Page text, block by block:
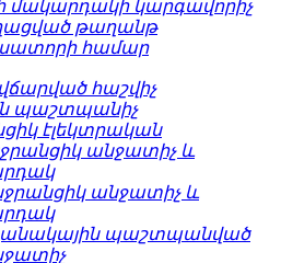
մակարդակի կարգավորիչ
թաղանթ
համար
հաշվիչ
պաշտպանիչ
էլեկտրական
անջատիչ և
անջատիչ և
պաշտպանված